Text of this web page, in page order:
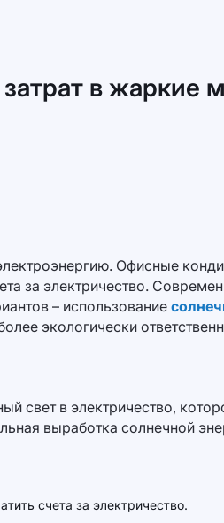
в жаркие
Офисные
за электричество.
– использование
экологически
свет в электричество,
выработка солнечной
счета за электричество.